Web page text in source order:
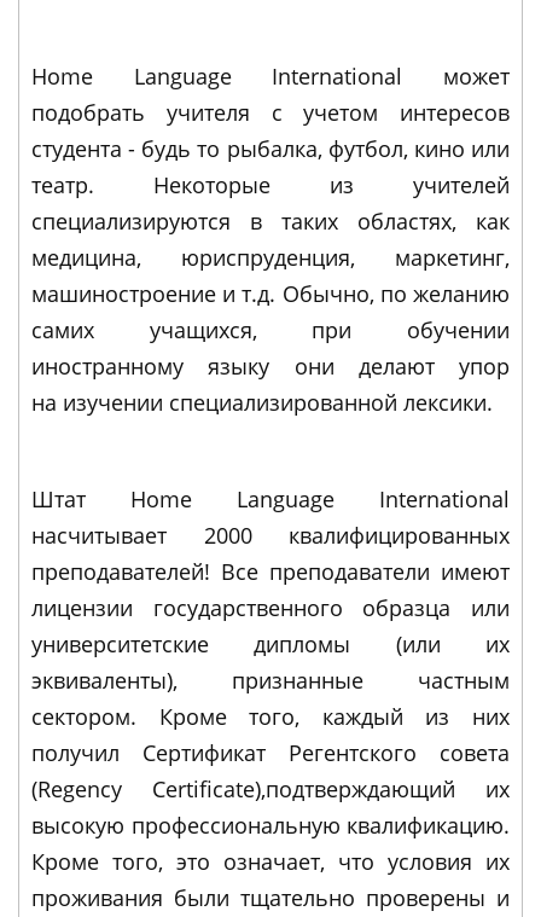
Home Language International может
подобрать учителя с учетом интересов
студента - будь то рыбалка, футбол, кино или
театр. Некоторые из учителей
специализируются в таких областях, как
медицина, юриспруденция, маркетинг,
машиностроение и т.д. Обычно, по желанию
самих учащихся, при обучении
иностранному языку они делают упор
на изучении специализированной лексики.
Штат Home Language International
насчитывает 2000 квалифицированных
преподавателей! Все преподаватели имеют
лицензии государственного образца или
университетские дипломы (или их
эквиваленты), признанные частным
сектором. Кроме того, каждый из них
получил Сертификат Регентского совета
(Regency Certificate),подтверждающий их
высокую профессиональную квалификацию.
Кроме того, это означает, что условия их
проживания были тщательно проверены и